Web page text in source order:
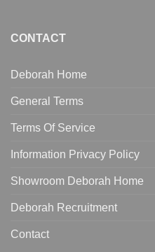
CONTACT
Deborah Home
General Terms
Terms Of Service
Information Privacy Policy
Showroom Deborah Home
Deborah Recruitment
Contact